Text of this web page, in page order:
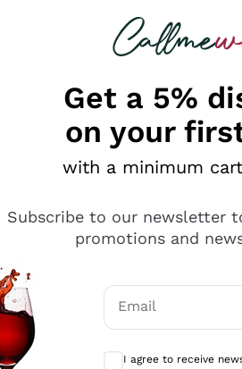
looking for
Get a 5%
on your
with a minimum
Subscribe to our newsletter
promotions and
Email
I agree to receive